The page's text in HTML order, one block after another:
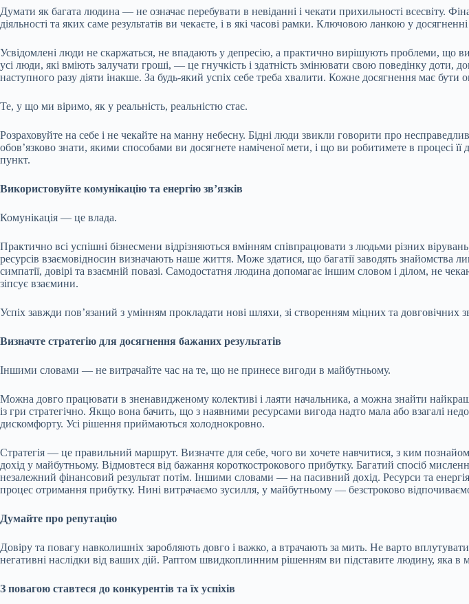
Думати як багата людина — не означає перебувати в невіданні і чекати прихильності всесвіту.
діяльності та яких саме результатів ви чекаєте, і в які часові рамки. Ключовою ланкою у
Усвідомлені люди не скаржаться, не впадають у депресію, а практично вирішують проблеми, що
усі люди, які вміють залучати гроші, — це гнучкість і здатність змінювати свою поведінку доти,
наступного разу діяти інакше. За будь-який успіх себе треба хвалити. Кожне досягнення має бути
Те, у що ми віримо, як у реальність, реальністю стає.
Розраховуйте на себе і не чекайте на манну небесну. Бідні люди звикли говорити про
обов’язково знати, якими способами ви досягнете наміченої мети, і що ви робитимете в процесі
пункт.
Використовуйте комунікацію та енергію зв’язків
Комунікація — це влада.
Практично всі успішні бізнесмени відрізняються вмінням співпрацювати з людьми різних
ресурсів взаємовідносин визначають наше життя. Може здатися, що багатії заводять
симпатії, довірі та взаємній повазі. Самодостатня людина допомагає іншим словом і ділом, не
зіпсує взаємини.
Успіх завжди пов’язаний з умінням прокладати нові шляхи, зі створенням міцних та довговічних
Визначте стратегію для досягнення бажаних результатів
Іншими словами — не витрачайте час на те, що не принесе вигоди в майбутньому.
Можна довго працювати в зненавидженому колективі і лаяти начальника, а можна знайти
із гри стратегічно. Якщо вона бачить, що з наявними ресурсами вигода надто мала або взагалі
дискомфорту. Усі рішення приймаються холоднокровно.
Стратегія — це правильний маршрут. Визначте для себе, чого ви хочете навчитися, з ким
дохід у майбутньому. Відмовтеся від бажання короткострокового прибутку. Багатий спосіб
незалежний фінансовий результат потім. Іншими словами — на пасивний дохід. Ресурси та
процес отримання прибутку. Нині витрачаємо зусилля, у майбутньому — безстроково
Думайте про репутацію
Довіру та повагу навколишніх заробляють довго і важко, а втрачають за мить. Не варто
негативні наслідки від ваших дій. Раптом швидкоплинним рішенням ви підставите людину, яка
З повагою ставтеся до конкурентів та їх успіхів